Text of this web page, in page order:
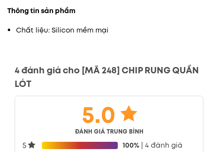
Thông tin sản phẩm
Chất liệu: Silicon mềm mại
4 đánh giá cho [MÃ 248] CHIP RUNG QUẦN
LÓT
5.0
ĐÁNH GIÁ TRUNG BÌNH
5 100% | 4 đánh giá